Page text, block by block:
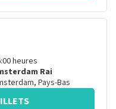
heures
Rai
, Pays-Bas